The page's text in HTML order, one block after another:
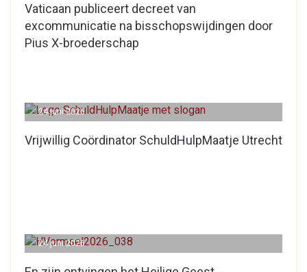
Vaticaan publiceert decreet van
excommunicatie na bisschopswijdingen door
Pius X-broederschap
Vrijwillig Coördinator SchuldHulpMaatje Utrecht
24 juni 2026
24 juni 2026